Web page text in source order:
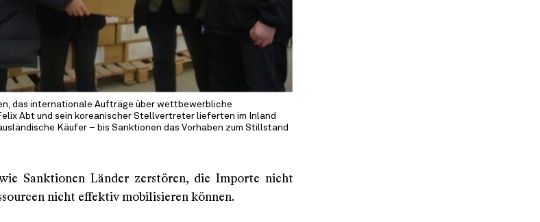
das internationale Aufträge über wettbewerbliche
Abt und sein koreanischer Stellvertreter lieferten im Inland
Käufer – bis Sanktionen das Vorhaben zum Stillstand
Sanktionen Länder zerstören, die Importe nicht
nicht effektiv mobilisieren können.